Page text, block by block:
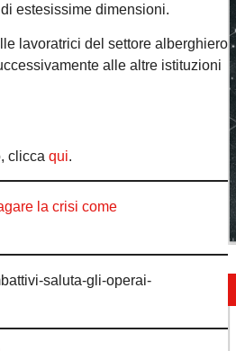
estesissime dimensioni.
lavoratrici del settore alberghiero
alle altre istituzioni
clicca qui.
la crisi come
saluta-gli-operai-